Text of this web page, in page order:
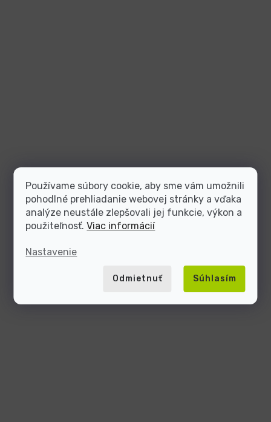
Používame súbory cookie, aby sme vám umožnili
pohodlné prehliadanie webovej stránky a vďaka
analýze neustále zlepšovali jej funkcie, výkon a
použiteľnosť.Viac informácií
Nastavenie
Odmietnuť Súhlasím